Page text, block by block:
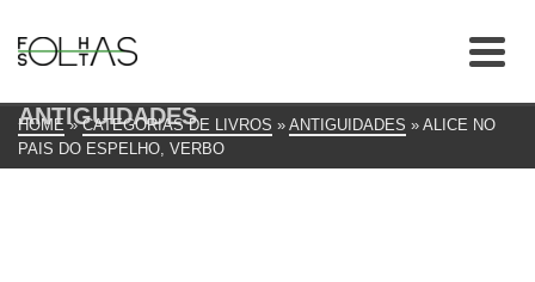
ANTIGUIDADES
HOME » CATEGORIAS DE LIVROS » ANTIGUIDADES » ALICE NO
PAIS DO ESPELHO, VERBO